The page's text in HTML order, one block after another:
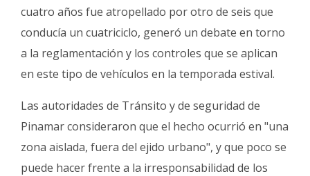
Ciudad
Deportes
Arte
y
Cartelera
Fotos
cuatro años fue atropellado por otro de seis que
conducía un cuatriciclo, generó un debate en torno
a la reglamentación y los controles que se aplican
en este tipo de vehículos en la temporada estival.
Las autoridades de Tránsito y de seguridad de
Pinamar consideraron que el hecho ocurrió en "una
zona aislada, fuera del ejido urbano", y que poco se
puede hacer frente a la irresponsabilidad de los